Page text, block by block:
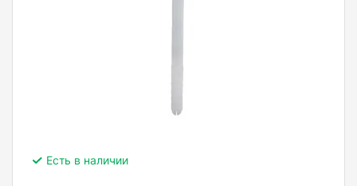
Есть в наличии